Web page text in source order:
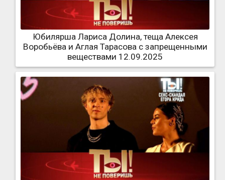
Юбилярша Лариса Долина, теща Алексея
Воробьёва и Аглая Тарасова с запрещенными
веществами 12.09.2025